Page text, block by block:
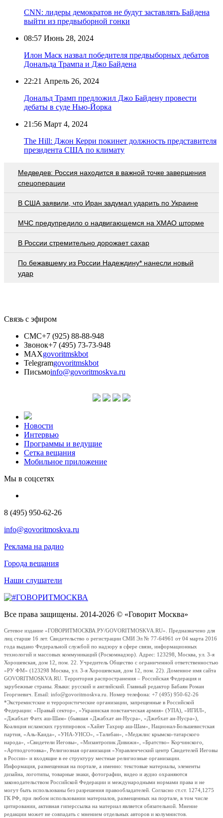
CNN: лидеры демократов не будут заставлять Байдена
выйти из предвыборной гонки
08:57 Июнь 28, 2024
Илон Маск назвал победителя предвыборных дебатов
Дональда Трампа и Джо Байдена
22:21 Апрель 26, 2024
Дональд Трамп предложил Джо Байдену провести
дебаты в суде Нью-Йорка
21:56 Март 4, 2024
The Hill: Джон Керри покинет должность представителя
президента США по климату
Медведев: Россия находится в важной точке завершения
спецоперации
В США заявили, что Иран задумал ударить по Украине
МЧС предупредило о надвигающемся на ХМАО шторме
В России стремительно дорожает сахар
По бежавшему из России Надеждину* нанесли новый
удар
Связь с эфиром
СМС+7 (925) 88-88-948
Звонок+7 (495) 73-73-948
MAXgovoritmskbot
Telegramgovoritmskbot
Письмоinfo@govoritmoskva.ru
Новости
Интервью
Программы и ведущие
Сетка вещания
Мобильное приложение
Мы в соцсетях
8 (495) 950-62-26
info@govoritmoskva.ru
Реклама на радио
Города вещания
Наши слушатели
Все права защищены. 2014-2026 © «Говорит Москва»
Сетевое издание «ГОВОРИТМОСКВА.РУ/GOVORITMOSKVA.RU». Предназначено для
лиц старше 16 лет. Свидетельство о регистрации СМИ Эл № 77-64961 от 04 марта 2016
года выдано Федеральной службой по надзору в сфере связи, информационных
технологий и массовых коммуникаций (Роскомнадзор). Адрес: 123298, Москва, ул. 3-я
Хорошевская, дом 12, пом. 22. Учредитель Общество с ограниченной ответственностью
«РУ ФМ» (123298 Москва, ул. 3-я Хорошевская, дом 12, пом. 22). Доменное имя сайта
GOVORITMOSKVA.RU. Территория распространения – Российская Федерация и
зарубежные страны. Языки: русский и английский. Главный редактор Бабаян Роман
Георгиевич. Email: info@govoritmoskva.ru. Номер телефона: +7 (495) 950-62-26
*Экстремистские и террористические организации, запрещенные в Российской
Федерации: «Правый сектор», «Украинская повстанческая армия» (УПА), «ИГИЛ»,
«Джабхат Фатх аш-Шам» (бывшая «Джабхат ан-Нусра», «Джебхат ан-Нусра»),
Коалиция исламских группировок «Хайят Тахрир аш-Шам», Национал-Большевистская
партия, «Аль-Каида», «УНА-УНСО», «Талибан», «Меджлис крымско-татарского
народа», «Свидетели Иеговы», «Мизантропик Дивижн», «Братство» Корчинского,
«Артподготовка», Религиозная организация «Управленческий центр Свидетелей Иеговы
в России» и входящие в ее структуру местные религиозные организации.
Информация, размещенная на портале, а именно: текстовые материалы, элементы
дизайна, логотипы, товарные знаки, фотографии, видео и аудио охраняются
законодательством Российской Федерации и международными нормами права и не
могут быть использованы без разрешения правообладателей. Согласно ст.ст. 1274,1275
ГК РФ, при любом использовании материалов, размещенных на портале, в том числе
цитировании, активная гиперссылка на материал является обязательной. Мнение
редакции может не совпадать с мнением отдельных авторов и колумнистов.